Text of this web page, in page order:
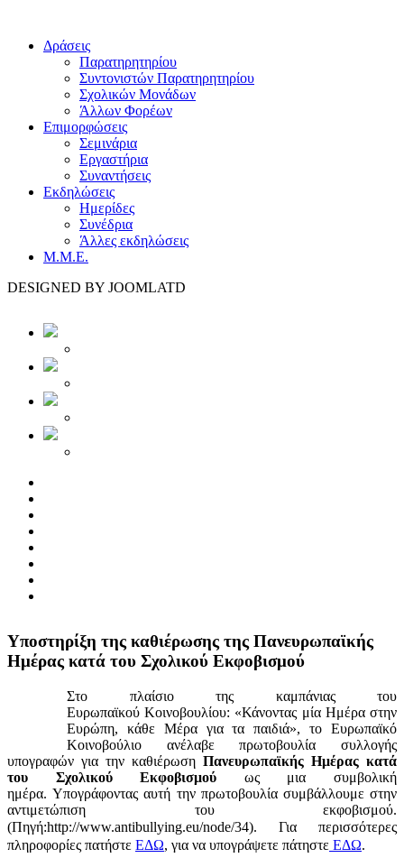
Δράσεις
Παρατηρητηρίου
Συντονιστών Παρατηρητηρίου
Σχολικών Μονάδων
Άλλων Φορέων
Επιμορφώσεις
Σεμινάρια
Εργαστήρια
Συναντήσεις
Εκδηλώσεις
Ημερίδες
Συνέδρια
Άλλες εκδηλώσεις
Μ.Μ.Ε.
DESIGNED BY JOOMLATD
Yποστηρίξη της καθιέρωσης της Πανευρωπαϊκής
Ημέρας κατά του Σχολικού Εκφοβισμού
Στο πλαίσιο της καμπάνιας του
Ευρωπαϊκού Κοινοβουλίου: «Κάνοντας μία Ημέρα στην
Ευρώπη, κάθε Μέρα για τα παιδιά», το Ευρωπαϊκό
Κοινοβούλιο ανέλαβε πρωτοβουλία συλλογής
υπογραφών για την καθιέρωση Πανευρωπαϊκής Ημέρας κατά
του Σχολικού Εκφοβισμού ως μια συμβολική
ημέρα. Υπογράφοντας αυτή την πρωτοβουλία συμβάλλουμε στην
αντιμετώπιση του εκφοβισμού.
(Πηγή:http://www.antibullying.eu/node/34). Για περισσότερες
πληροφορίες πατήστε ΕΔΩ, για να υπογράψετε πάτηστε ΕΔΩ.